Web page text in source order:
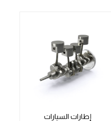
إطارات السيارات